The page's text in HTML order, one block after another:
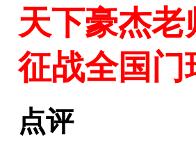
天下豪杰老
征战全国门
点评